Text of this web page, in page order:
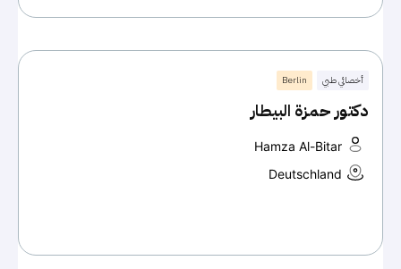
أخصائي طبي Berlin
دكتور حمزة البيطار
Hamza Al-Bitar
Deutschland